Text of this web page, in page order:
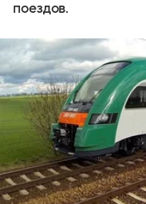
поездов.